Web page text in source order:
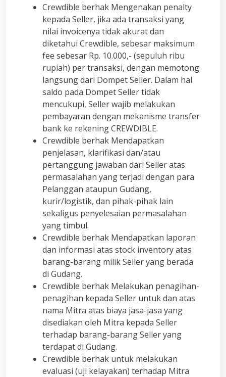
Crewdible berhak Mengenakan penalty
kepada Seller, jika ada transaksi yang
nilai invoicenya tidak akurat dan
diketahui Crewdible, sebesar maksimum
fee sebesar Rp. 10.000,- (sepuluh ribu
rupiah) per transaksi, dengan memotong
langsung dari Dompet Seller. Dalam hal
saldo pada Dompet Seller tidak
mencukupi, Seller wajib melakukan
pembayaran dengan mekanisme transfer
bank ke rekening CREWDIBLE.
Crewdible berhak Mendapatkan
penjelasan, klarifikasi dan/atau
pertanggung jawaban dari Seller atas
permasalahan yang terjadi dengan para
Pelanggan ataupun Gudang,
kurir/logistik, dan pihak-pihak lain
sekaligus penyelesaian permasalahan
yang timbul.
Crewdible berhak Mendapatkan laporan
dan informasi atas stock inventory atas
barang-barang milik Seller yang berada
di Gudang.
Crewdible berhak Melakukan penagihan-
penagihan kepada Seller untuk dan atas
nama Mitra atas biaya jasa-jasa yang
disediakan oleh Mitra kepada Seller
terhadap barang-barang Seller yang
terdapat di Gudang.
Crewdible berhak untuk melakukan
evaluasi (uji kelayakan) terhadap Mitra